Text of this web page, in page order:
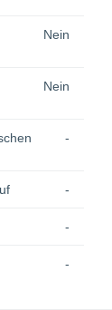
Nein
Nein
-
-
-
-